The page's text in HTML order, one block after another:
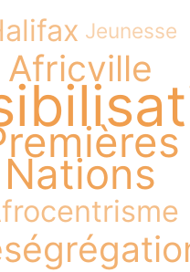
Jeunesse
Africville
Nations